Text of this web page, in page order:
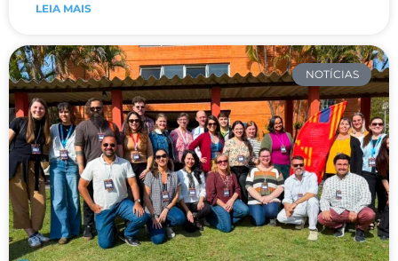
LEIA MAIS
NOTÍCIAS